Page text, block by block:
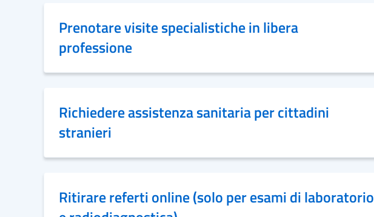
Prenotare visite specialistiche in libera
professione
Richiedere assistenza sanitaria per cittadini
stranieri
Ritirare referti online (solo per esami di laboratorio